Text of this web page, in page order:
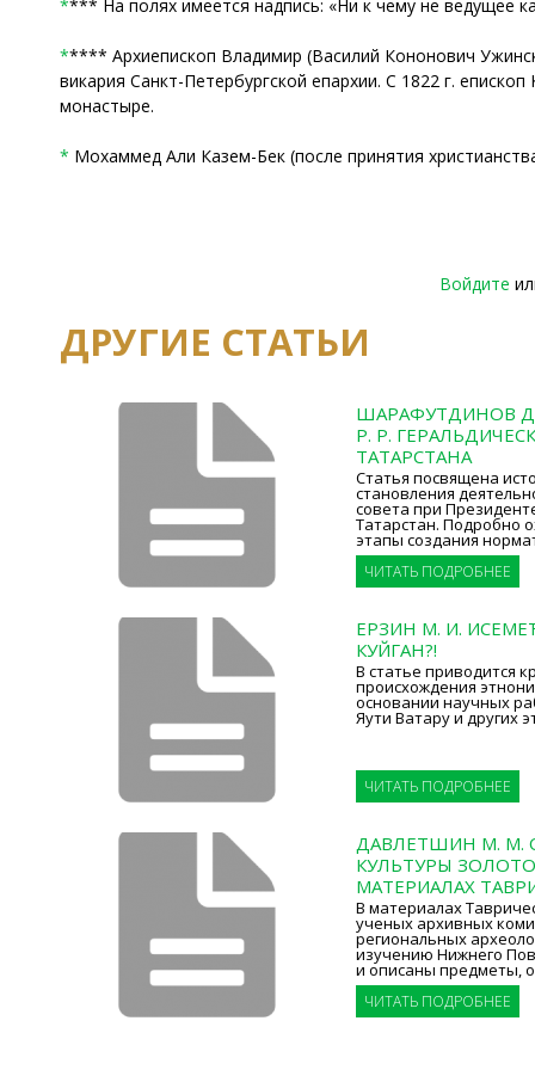
**** На полях имеется надпись: «Ни к чему не ведущее
***** Архиепископ Владимир (Василий Кононович
викария Санкт-Петербургской епархии. С 1822 г.
монастыре.
* Мохаммед Али Казем-Бек (после принятия
Войдите
ДРУГИЕ СТАТЬИ
ШАРАФУТДИНОВ
Р. Р.
ТАТАРСТАНА
Статья посвящена
становления
совета при
Татарстан. Подробно
этапы создания
ЧИТАТЬ ПОДРОБНЕЕ
ЕРЗИН М. И.
КУЙГАН?!
В статье приводится
происхождения
основании научных
Яути Ватару и других
ЧИТАТЬ ПОДРОБНЕЕ
ДАВЛЕТШИН М. М.
КУЛЬТУРЫ
МАТЕРИАЛАХ
В материалах
ученых архивных
региональных
изучению Нижнего
и описаны предметы,
ЧИТАТЬ ПОДРОБНЕЕ